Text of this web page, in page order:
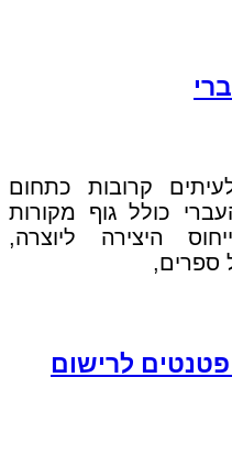
קרובות כתחום
כולל גוף מקורות
היצירה ליוצרה,
ספרים,
פטנטים לרישום